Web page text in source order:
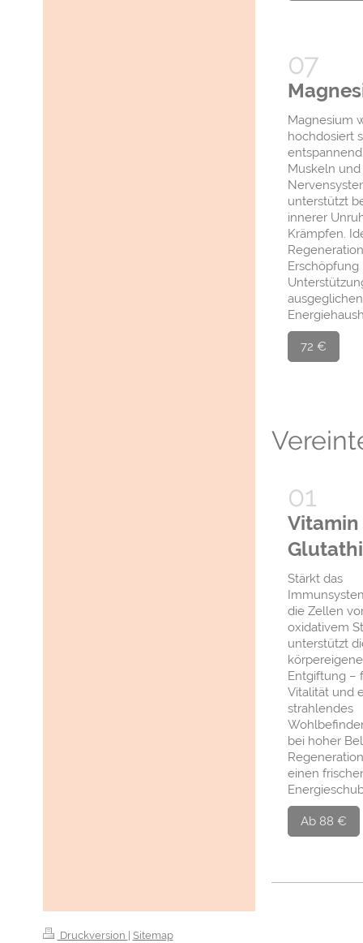
Magnesium
hochdosiert
Muskeln und
unterstützt
innerer
Krämpfen.
Erschöpfung
72 €
Vitamin
Stärkt das
die Zellen
oxidativem
unterstützt
körpereigene
Entgiftung –
Vitalität und
strahlendes
bei hoher
einen
Ab 88 €
Druckversion | Sitemap